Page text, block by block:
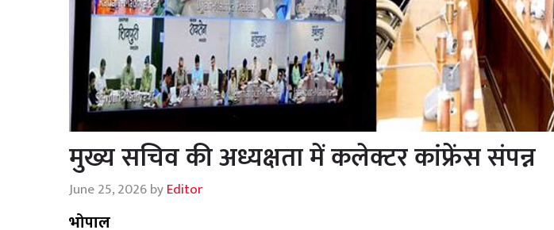
मुख्य सचिव की अध्यक्षता में कलेक्टर कांफ्रेंस संपन्न
June 25, 2026byEditor
भोपाल